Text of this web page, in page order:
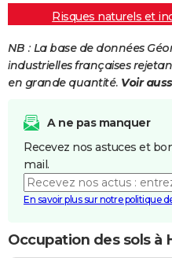
S'inscrire
Se connecter
Primaires
Universités
Entreprises
Service militaire
Avis de recherche
AVIS DE DÉCÈS
Bricolage
Lifestyle
Culture
Sport
Auto
Television
Voyage
Cinema
Risques naturels et
NB : La base de données
industrielles françaises
en grande quantité. Voir
A ne pas manquer
Recevez nos astuces et
mail.
En savoir plus sur notre politique
Occupation des sols à